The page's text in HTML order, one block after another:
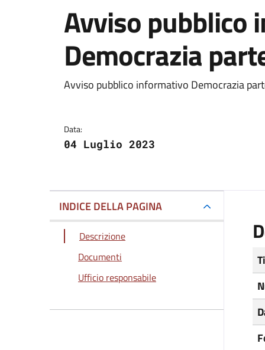
Avviso pubblico
Democrazia
Dettagli del
Avviso pubblico informativo Democrazia
Data:
04 Luglio 2023
INDICE DELLA PAGINA
Descrizione
Documenti
Ufficio responsabile